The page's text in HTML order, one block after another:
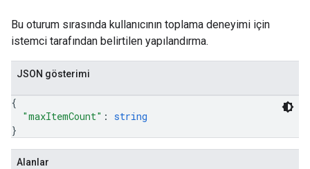
Bu oturum sırasında kullanıcının toplama deneyimi için
istemci tarafından belirtilen yapılandırma.
JSON gösterimi
{
"maxItemCount" : string
}
Alanlar